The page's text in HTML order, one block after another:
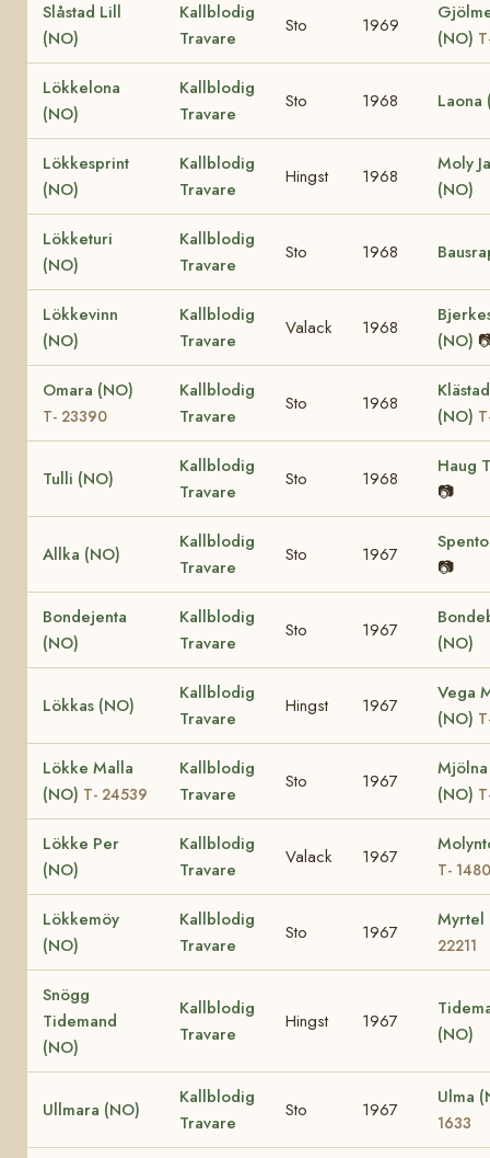
Slåstad Lill
(NO)
Kallblodig
Travare
Sto 1969
(NO)
Lökkelona
(NO)
Kallblodig
Travare
Sto 1968 Laona
Lökkesprint
(NO)
Kallblodig
Travare
Hingst 1968
Moly
(NO)
Lökketuri
(NO)
Kallblodig
Travare
Sto 1968
Lökkevinn
(NO)
Kallblodig
Travare
Valack 1968
(NO)
Omara (NO)
T- 23390
Kallblodig
Travare
Sto 1968
(NO)
Tulli (NO)
Kallblodig
Travare
Sto 1968
Haug
📷
Allka (NO)
Kallblodig
Travare
Sto 1967
📷
Bondejenta
(NO)
Kallblodig
Travare
Sto 1967
(NO)
Lökkas (NO)
Kallblodig
Travare
Hingst 1967
Vega
(NO)
Lökke Malla
(NO) T- 24539
Kallblodig
Travare
Sto 1967
(NO)
Lökke Per
(NO)
Kallblodig
Travare
Valack 1967
T- 1480
Lökkemöy
(NO)
Kallblodig
Travare
Sto 1967
22211
Snögg
Tidemand
(NO)
Kallblodig
Travare
Hingst 1967
(NO)
Ullmara (NO)
Kallblodig
Travare
Sto 1967
Ulma
1633